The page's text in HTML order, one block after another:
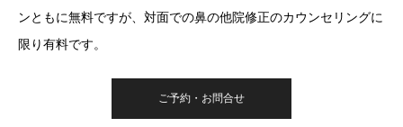
ンともに無料ですが、対面での鼻の他院修正のカウンセリングに
限り有料です。
ご予約・お問合せ